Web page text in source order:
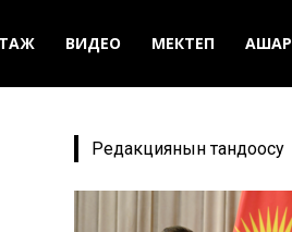
ВИДЕО МЕКТЕП АШАР
Редакциянын тандоосу